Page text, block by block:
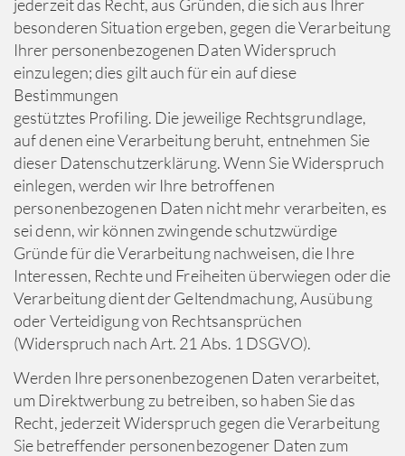
jederzeit das Recht, aus Gründen, die sich aus Ihrer
besonderen Situation ergeben, gegen die Verarbeitung
Ihrer personenbezogenen Daten Widerspruch
einzulegen; dies gilt auch für ein auf diese
Bestimmungen
gestütztes Profiling. Die jeweilige Rechtsgrundlage,
auf denen eine Verarbeitung beruht, entnehmen Sie
dieser Datenschutzerklärung. Wenn Sie Widerspruch
einlegen, werden wir Ihre betroffenen
personenbezogenen Daten nicht mehr verarbeiten, es
sei denn, wir können zwingende schutzwürdige
Gründe für die Verarbeitung nachweisen, die Ihre
Interessen, Rechte und Freiheiten überwiegen oder die
Verarbeitung dient der Geltendmachung, Ausübung
oder Verteidigung von Rechtsansprüchen
(Widerspruch nach Art. 21 Abs. 1 DSGVO).
Werden Ihre personenbezogenen Daten verarbeitet,
um Direktwerbung zu betreiben, so haben Sie das
Recht, jederzeit Widerspruch gegen die Verarbeitung
Sie betreffender personenbezogener Daten zum